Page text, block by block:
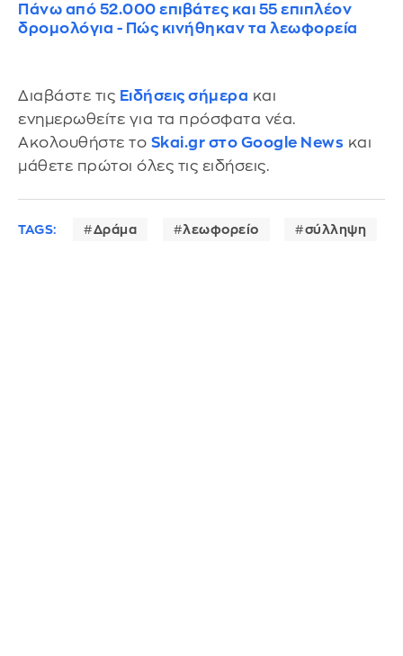
Πάνω από 52.000 επιβάτες και 55 επιπλέον
δρομολόγια - Πώς κινήθηκαν τα λεωφορεία
Διαβάστε τις Ειδήσεις σήμερα και
ενημερωθείτε για τα πρόσφατα νέα.
Ακολουθήστε το Skai.gr στο Google News και
μάθετε πρώτοι όλες τις ειδήσεις.
TAGS: Δράμα λεωφορείο σύλληψη